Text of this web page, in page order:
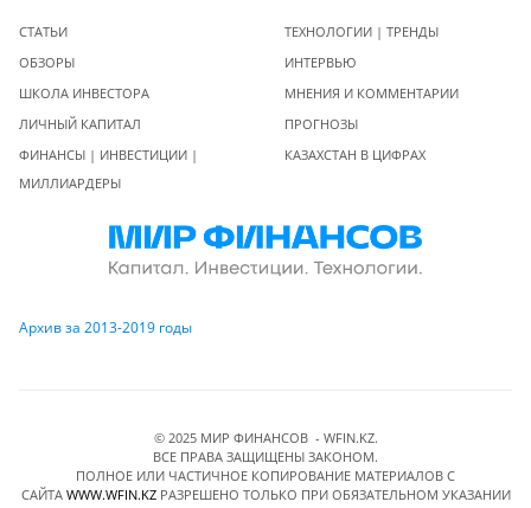
СТАТЬИ
ОБЗОРЫ
ШКОЛА ИНВЕСТОРА
ЛИЧНЫЙ КАПИТАЛ
ФИНАНСЫ | ИНВЕСТИЦИИ |
МИЛЛИАРДЕРЫ
ТЕХНОЛОГИИ | ТРЕНДЫ
ИНТЕРВЬЮ
МНЕНИЯ И КОММЕНТАРИИ
ПРОГНОЗЫ
КАЗАХСТАН В ЦИФРАХ
Архив за 2013-2019 годы
© 2025 МИР ФИНАНСОВ - WFIN.KZ.
ВСЕ ПРАВА ЗАЩИЩЕНЫ ЗАКОНОМ.
ПОЛНОЕ ИЛИ ЧАСТИЧНОЕ КОПИРОВАНИЕ МАТЕРИАЛОВ C
САЙТА WWW.WFIN.KZРАЗРЕШЕНО ТОЛЬКО ПРИ ОБЯЗАТЕЛЬНОМ УКАЗАНИИ